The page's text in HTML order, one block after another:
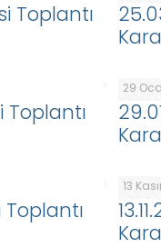
Toplantı
Toplantı
29
Toplantı
13